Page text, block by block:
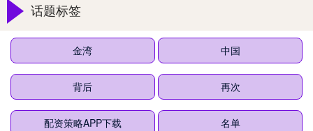
话题标签
金湾 中国
背后 再次
配资策略APP下载 名单